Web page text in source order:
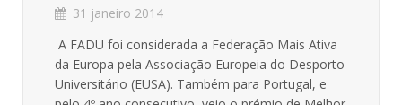
31 janeiro 2014
A FADU foi considerada a Federação Mais Ativa
da Europa pela Associação Europeia do Desporto
Universitário (EUSA). Também para Portugal, e